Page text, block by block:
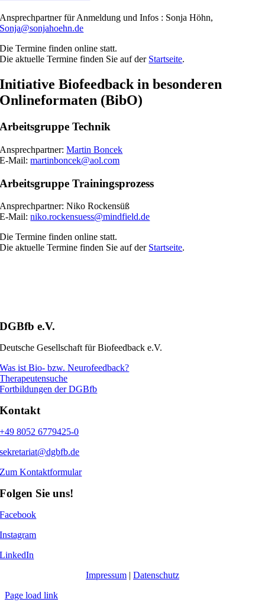
Ansprechpartner für Anmeldung und Infos : Sonja Höhn,
Sonja@sonjahoehn.de
Die Termine finden online statt.
Die aktuelle Termine finden Sie auf der Startseite.
Initiative Biofeedback in besonderen
Onlineformaten (BibO)
Arbeitsgruppe Technik
Ansprechpartner:Martin Boncek
E-Mail:martinboncek@aol.com
Arbeitsgruppe Trainingsprozess
Ansprechpartner: Niko Rockensüß
E-Mail:niko.rockensuess@mindfield.de
Die Termine finden online statt.
Die aktuelle Termine finden Sie auf der Startseite.
DGBfb e.V.
Deutsche Gesellschaft für Biofeedback e.V.
Was ist Bio- bzw. Neurofeedback?
Therapeutensuche
Fortbildungen der DGBfb
Kontakt
+49 8052 6779425-0
sekretariat@dgbfb.de
Zum Kontaktformular
Folgen Sie uns!
Facebook
Instagram
LinkedIn
Impressum | Datenschutz
Page load link